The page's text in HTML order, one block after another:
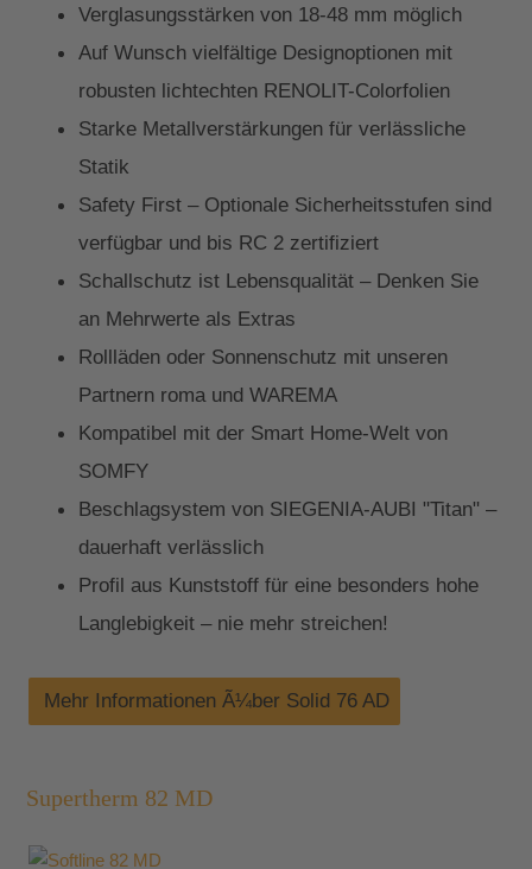
Verglasungsstärken von 18-48 mm möglich
Auf Wunsch vielfältige Designoptionen mit
robusten lichtechten RENOLIT-Colorfolien
Starke Metallverstärkungen für verlässliche
Statik
Safety First – Optionale Sicherheitsstufen sind
verfügbar und bis RC 2 zertifiziert
Schallschutz ist Lebensqualität – Denken Sie
an Mehrwerte als Extras
Rollläden oder Sonnenschutz mit unseren
Partnern roma und WAREMA
Kompatibel mit der Smart Home-Welt von
SOMFY
Beschlagsystem von SIEGENIA-AUBI "Titan" –
dauerhaft verlässlich
Profil aus Kunststoff für eine besonders hohe
Langlebigkeit – nie mehr streichen!
Mehr Informationen Ã¼ber Solid 76 AD
Supertherm 82 MD